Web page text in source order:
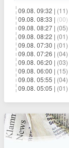
09.08. 09:32 | (11)
09.08. 08:33 | (00)
09.08. 08:27 | (05)
09.08. 08:22 | (01)
09.08. 07:30 | (01)
09.08. 07:26 | (04)
09.08. 06:20 | (03)
09.08. 06:00 | (15)
09.08. 05:55 | (04)
09.08. 05:05 | (01)